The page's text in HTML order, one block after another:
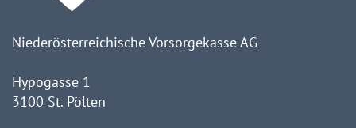
Niederösterreichische Vorsorgekasse AG
Hypogasse 1
3100 St. Pölten